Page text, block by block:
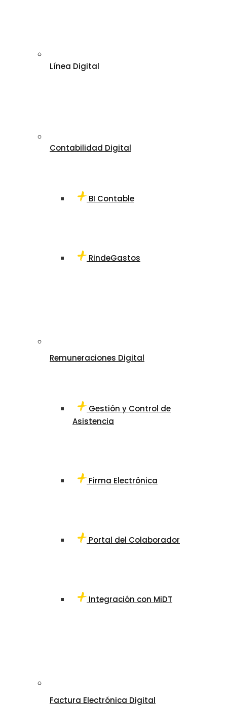
Línea Digital
Contabilidad Digital
BI Contable
RindeGastos
Remuneraciones Digital
Gestión y Control de
Asistencia
Firma Electrónica
Portal del Colaborador
Integración con MiDT
Factura Electrónica Digital